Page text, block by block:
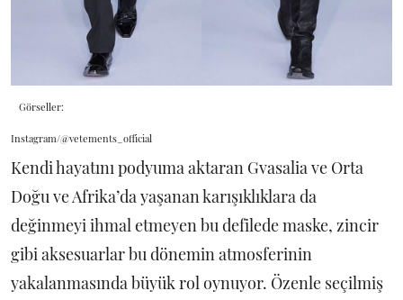
Görseller:
Instagram/@vetements_official
Kendi hayatını podyuma aktaran Gvasalia ve Orta
Doğu ve Afrika’da yaşanan karışıklıklara da
değinmeyi ihmal etmeyen bu defilede maske, zincir
gibi aksesuarlar bu dönemin atmosferinin
yakalanmasında büyük rol oynuyor. Özenle seçilmiş